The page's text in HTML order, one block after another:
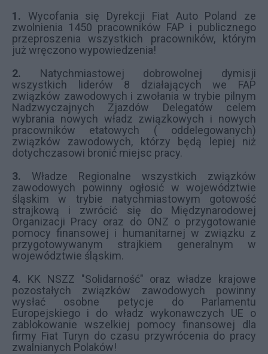
1.
Wycofania się Dyrekcji Fiat Auto Poland ze
zwolnienia 1450 pracowników FAP i publicznego
przeproszenia wszystkich pracowników, którym
już wręczono wypowiedzenia!
2.
Natychmiastowej dobrowolnej dymisji
wszystkich liderów 8 działających we FAP
związków zawodowych i zwołania w trybie pilnym
Nadzwyczajnych Zjazdów Delegatów celem
wybrania nowych władz związkowych i nowych
pracowników etatowych ( oddelegowanych)
związków zawodowych, którzy będą lepiej niż
dotychczasowi bronić miejsc pracy.
3.
Władze Regionalne wszystkich związków
zawodowych powinny ogłosić w województwie
śląskim w trybie natychmiastowym gotowość
strajkową i zwrócić się do Międzynarodowej
Organizacji Pracy oraz do ONZ o przygotowanie
pomocy finansowej i humanitarnej w związku z
przygotowywanym strajkiem generalnym w
województwie śląskim.
4.
KK NSZZ "Solidarność" oraz władze krajowe
pozostałych związków zawodowych powinny
wysłać osobne petycje do Parlamentu
Europejskiego i do władz wykonawczych UE o
zablokowanie wszelkiej pomocy finansowej dla
firmy Fiat Turyn do czasu przywrócenia do pracy
zwalnianych Polaków!